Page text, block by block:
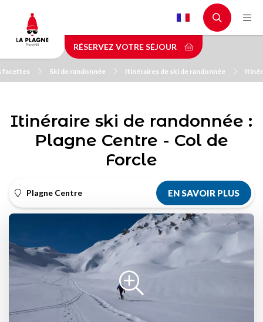
contenu
principal
RÉSERVEZ VOTRE SÉJOUR
facettes Ski de randonnée Itinéraires de ski de randonnée
Itinéraire ski de randonnée :
Plagne Centre - Col de
Forcle
Plagne Centre EN SAVOIR PLUS